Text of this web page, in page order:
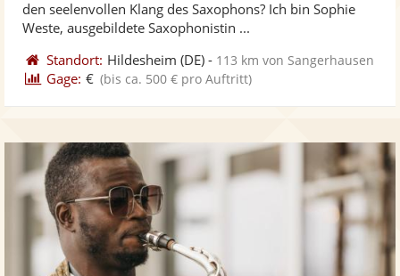
den seelenvollen Klang des Saxophons? Ich bin Sophie
Weste, ausgebildete Saxophonistin ...
Standort: Hildesheim (DE) - 113 km von Sangerhausen
Gage: € (bis ca. 500 € pro Auftritt)